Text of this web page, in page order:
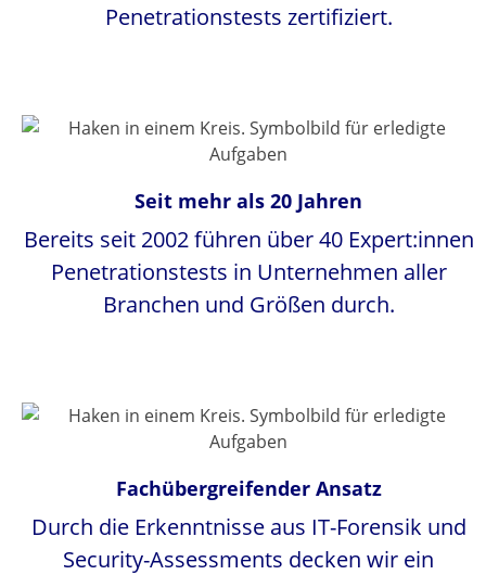
Penetrationstests zertifiziert.
Seit mehr als 20 Jahren
Bereits seit 2002 führen über 40 Expert:innen
Penetrationstests in Unternehmen aller
Branchen und Größen durch.
Fachübergreifender Ansatz
Durch die Erkenntnisse aus IT-Forensik und
Security-Assessments decken wir ein